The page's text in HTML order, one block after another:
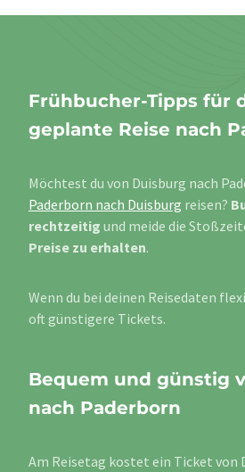
Frühbucher-Tipps für
geplante Reise nach
Möchtest du von Duisburg nach
Paderborn nach Duisburg reisen?
rechtzeitig und meide die
Preise zu erhalten.
Wenn du bei deinen Reisedaten
oft günstigere Tickets.
Bequem und günstig
nach Paderborn
Am Reisetag kostet ein Ticket von